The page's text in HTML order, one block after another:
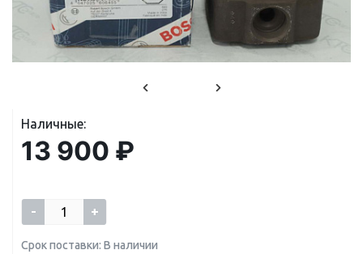
Наличные:
13 900 ₽
- +
Срок поставки: В наличии